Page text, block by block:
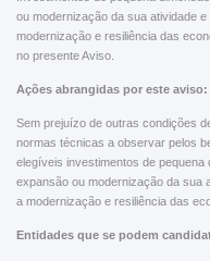
ou modernização da sua atividade
modernização e resiliência das
no presente Aviso.
Ações abrangidas por este aviso:
Sem prejuízo de outras condições
normas técnicas a observar pelos
elegíveis investimentos de
expansão ou modernização da sua
a modernização e resiliência das
Entidades que se podem